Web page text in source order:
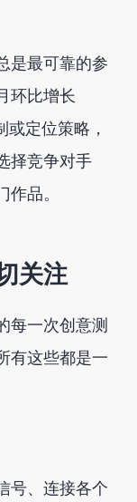
是最可靠的参
环比增长
定位策略，
择竞争对手
品。
关注
每一次创意测
有这些都是一
号、连接各个